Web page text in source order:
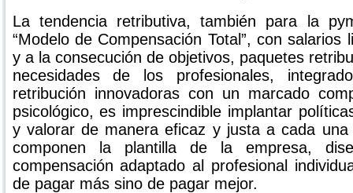
La tendencia retributiva, también para la
“Modelo de Compensación Total”, con salarios
y a la consecución de objetivos, paquetes
necesidades de los profesionales,
retribución innovadoras con un marcado
psicológico, es imprescindible implantar
y valorar de manera eficaz y justa a cada
componen la plantilla de la empresa,
compensación adaptado al profesional
de pagar más sino de pagar mejor.